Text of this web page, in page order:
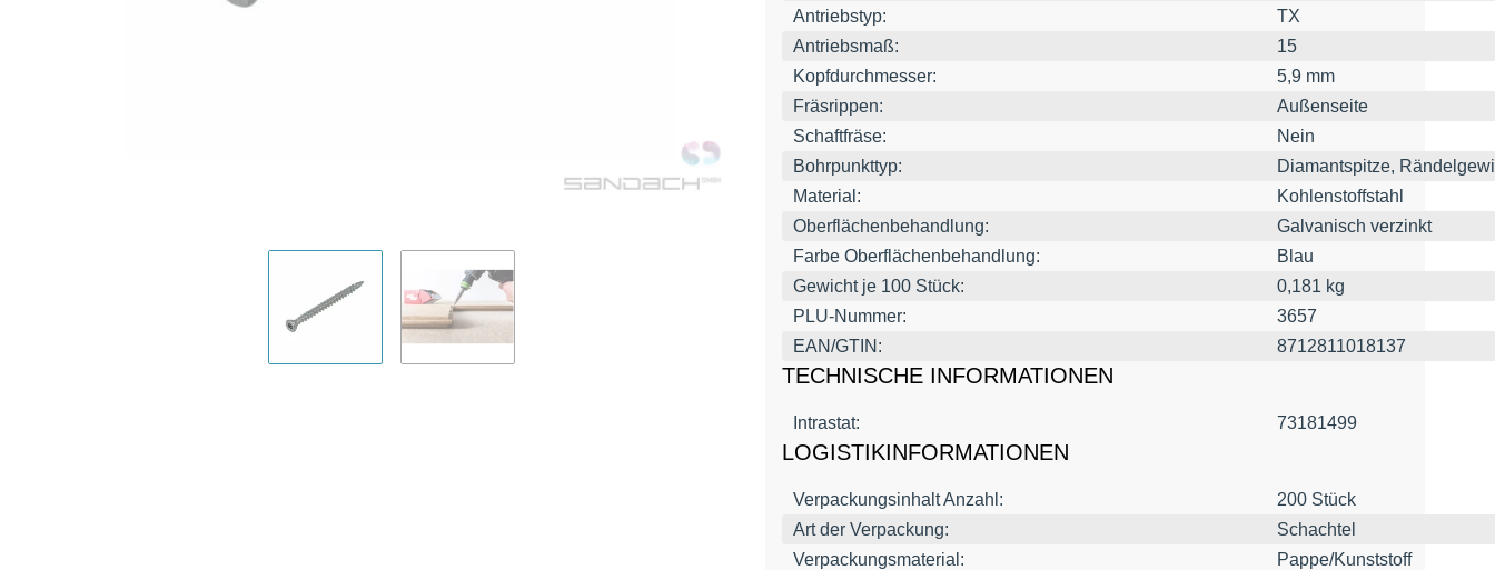
Antriebstyp:
TX
Antriebsmaß:
15
Kopfdurchmesser:
5,9 mm
Fräsrippen:
Außenseite
Schaftfräse:
Nein
Bohrpunkttyp:
Diamantspitze,
Material:
Kohlenstoffstahl
Oberflächenbehandlung:
Galvanisch verzinkt
Farbe Oberflächenbehandlung:
Blau
Gewicht je 100 Stück:
0,181 kg
PLU-Nummer:
3657
EAN/GTIN:
8712811018137
TECHNISCHE INFORMATIONEN
Intrastat: 73181499
LOGISTIKINFORMATIONEN
Verpackungsinhalt Anzahl:
200 Stück
Art der Verpackung:
Schachtel
Verpackungsmaterial:
Pappe/Kunststoff